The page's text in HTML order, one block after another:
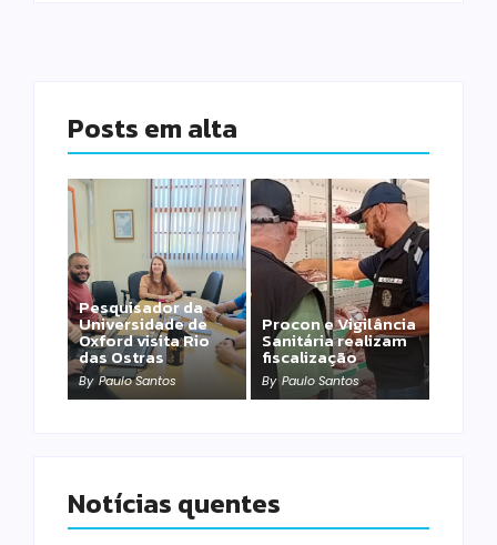
Posts em alta
Pesquisador da
Universidade de
Oxford visita Rio
das Ostras
By Paulo Santos
Procon e Vigilância
Sanitária realizam
fiscalização
By Paulo Santos
Notícias quentes